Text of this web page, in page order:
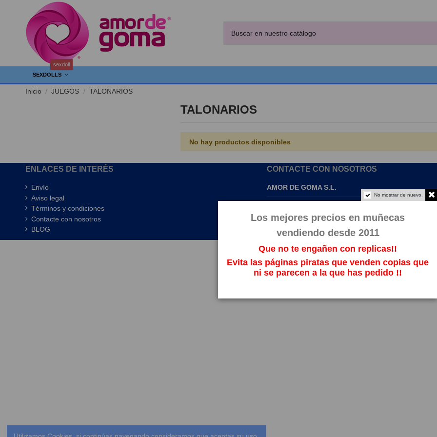
SEXDOLLS
sexdoll
Inicio JUEGOS TALONARIOS
TALONARIOS
No hay productos disponibles
ENLACES DE INTERÉS
Envío
Aviso legal
Términos y condiciones
Contacte con nosotros
BLOG
CONTACTE CON NOSOTROS
AMOR DE GOMA S.L.
No mostrar de nuevo.
Los mejores precios en muñecas
vendiendo desde 2011
Que no te engañen con replicas!!
Evita las páginas piratas que venden copias que
ni se parecen a la que has pedido !!